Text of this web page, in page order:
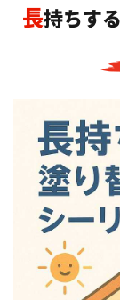
長持ちする家へ！塗り替え時のシーリン